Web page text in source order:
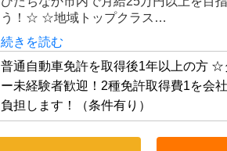
続きを読む
月給180,000円～250,000円以上(基本給
合給+諸手当) （初年度から月給25万円
ライバーが多数実在！あなたもできま
ひたちなか市内で月給25万円以上を目
う！☆ ☆地域トップクラス…
続きを読む